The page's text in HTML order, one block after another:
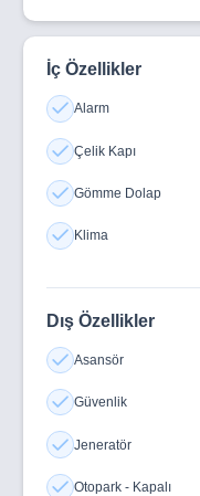
İç Özellikler
Alarm
Çelik Kapı
Gömme Dolap
Klima
Dış Özellikler
Asansör
Güvenlik
Jeneratör
Otopark - Kapalı